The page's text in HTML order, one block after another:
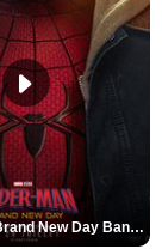
Spider-Man: Brand New Day Bande-annonce VO STFR